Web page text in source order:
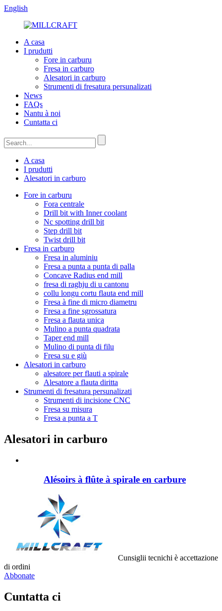
English
A casa
I prudutti
Fore in carburu
Fresa in carburo
Alesatori in carburo
Strumenti di fresatura persunalizati
News
FAQs
Nantu à noi
Cuntatta ci
A casa
I prudutti
Alesatori in carburo
Fore in carburu
Fora centrale
Drill bit with Inner coolant
Nc spotting drill bit
Step drill bit
Twist drill bit
Fresa in carburo
Fresa in aluminiu
Fresa a punta a punta di palla
Concave Radius end mill
fresa di raghju di u cantonu
collu longu cortu flauta end mill
Fresa à fine di micro diametru
Fresa a fine sgrossatura
Fresa a flauta unica
Mulino a punta quadrata
Taper end mill
Mulino di punta di filu
Fresa su e giù
Alesatori in carburo
alesatore per flauti a spirale
Alesatore a flauta diritta
Strumenti di fresatura persunalizati
Strumenti di incisione CNC
Fresa su misura
Fresa a punta a T
Alesatori in carburo
Alésoirs à flûte à spirale en carbure
Cunsiglii tecnichi è accettazione
di ordini
Abbonate
Cuntatta ci